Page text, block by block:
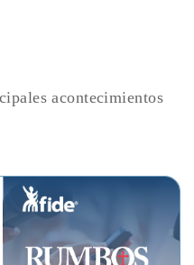
acontecimientos